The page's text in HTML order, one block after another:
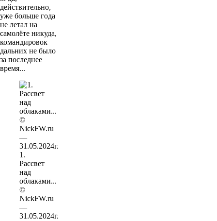
действительно,
уже больше года
не летал на
самолёте никуда,
командировок
дальних не было
за последнее
время...
1.
Рассвет
над
облаками...
©
NickFW.ru
—
31.05.2024г.